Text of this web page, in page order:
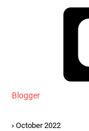
Blogger
October 2022